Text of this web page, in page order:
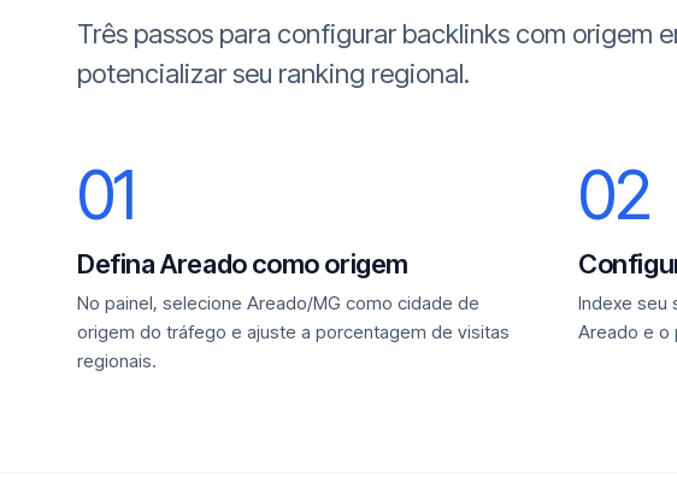
Três passos para configurar backlinks com origem
potencializar seu ranking regional.
01
Defina Areado como origem
No painel, selecione Areado/MG como cidade de
origem do tráfego e ajuste a porcentagem de visitas
regionais.
02
Indexe seu
Areado e o